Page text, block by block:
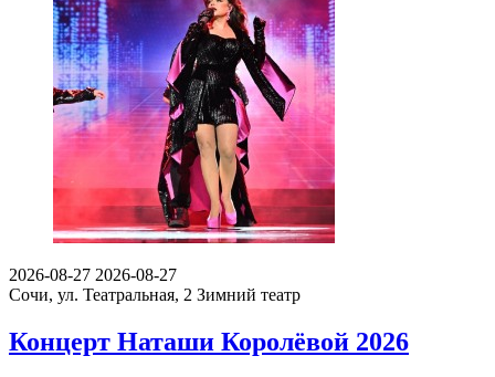
2026-08-27 2026-08-27
Сочи, ул. Театральная, 2 Зимний театр
Концерт Наташи Королёвой 2026